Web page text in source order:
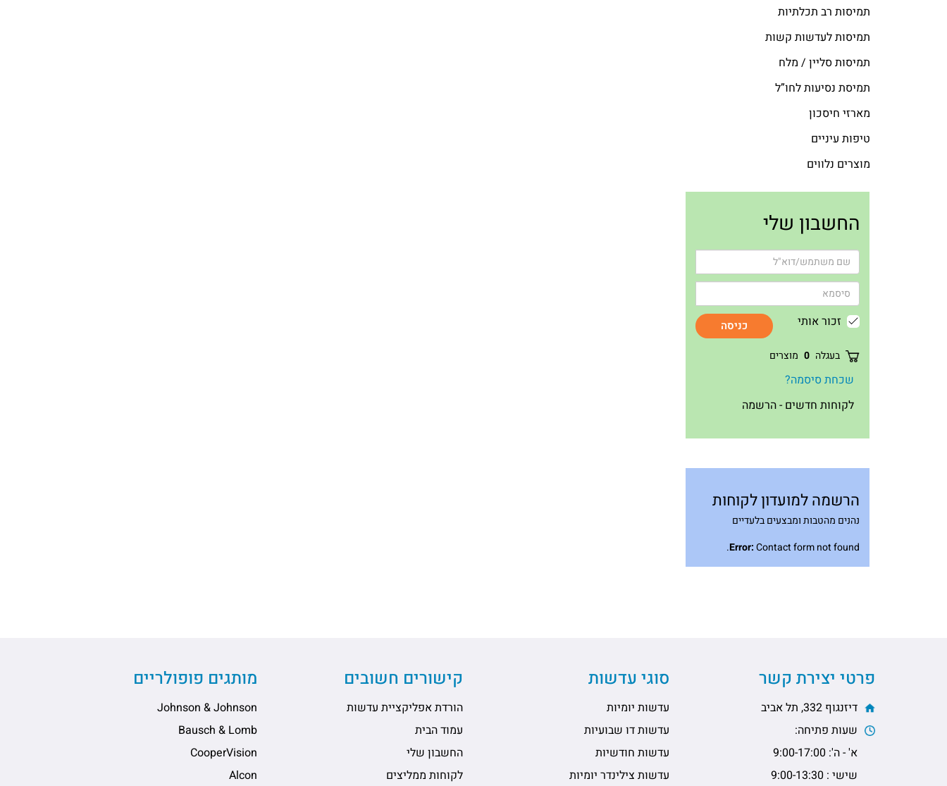
תמיסות רב תכלתיות
תמיסות לעדשות קשות
תמיסות סליין / מלח
תמיסת נסיעות לחו”ל
מארזי חיסכון
טיפות עיניים
מוצרים נלווים
החשבון שלי
זכור אותי כניסה
בעגלה 0 מוצרים
שכחת סיסמה?
לקוחות חדשים - הרשמה
הרשמה למועדון לקוחות
נהנים מהטבות ומבצעים בלעדיים
Error:Contact form not found.
פרטי יצירת קשר
דיזנגוף 332, תל אביב
שעות פתיחה:
א' - ה': 9:00-17:00
שישי : 9:00-13:30
סוגי עדשות
עדשות יומיות
עדשות דו שבועיות
עדשות חודשיות
עדשות צילינדר יומיות
קישורים חשובים
הורדת אפליקציית עדשות
עמוד הבית
החשבון שלי
לקוחות ממליצים
מותגים פופולריים
Johnson & Johnson
Bausch & Lomb
CooperVision
Alcon